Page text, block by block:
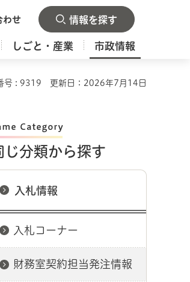
わせ 情報を探す
しごと・産業 市政情報
号 : 9319 更新日：2026年7月14日
じ分類から探す
入札情報
入札コーナー
財務室契約担当発注情報